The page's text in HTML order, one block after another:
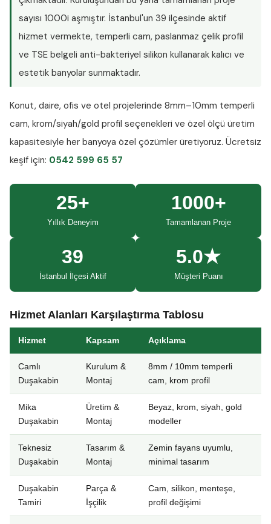
sayısı 1000i aşmıştır. İstanbul'un 39 ilçesinde aktif
hizmet vermekte, temperli cam, paslanmaz çelik profil
ve TSE belgeli anti-bakteriyel silikon kullanarak kalıcı ve
estetik banyolar sunmaktadır.
Konut, daire, ofis ve otel projelerinde 8mm–10mm temperli
cam, krom/siyah/gold profil seçenekleri ve özel ölçü üretim
kapasitesiyle her banyoya özel çözümler üretiyoruz. Ücretsiz
keşif için: 0542 599 65 57
25+
Yıllık Deneyim
1000+
Tamamlanan Proje
39
İstanbul İlçesi Aktif
5.0★
Müşteri Puanı
Hizmet Alanları Karşılaştırma Tablosu
Hizmet Kapsam Açıklama
Camlı
Duşakabin
Kurulum &
Montaj
8mm / 10mm temperli
cam, krom profil
Mika
Duşakabin
Üretim &
Montaj
Beyaz, krom, siyah, gold
modeller
Teknesiz
Duşakabin
Tasarım &
Montaj
Zemin fayans uyumlu,
minimal tasarım
Duşakabin
Tamiri
Parça &
İşçilik
Cam, silikon, menteşe,
profil değişimi